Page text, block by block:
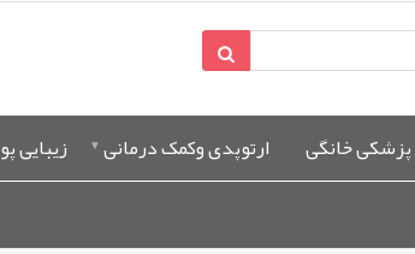
پزشکی خانگی ارتوپدی وکمک درمانی زیبایی